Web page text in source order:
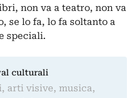
non va a teatro, non va
se lo fa, lo fa soltanto a
speciali.
culturali
arti visive, musica,